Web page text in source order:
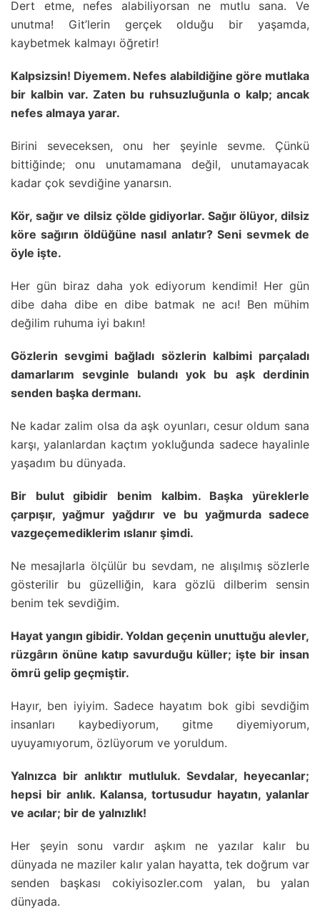
Dert etme, nefes alabiliyorsan ne mutlu sana. Ve
unutma! Git’lerin gerçek olduğu bir yaşamda,
kaybetmek kalmayı öğretir!
Kalpsizsin! Diyemem. Nefes alabildiğine göre mutlaka
bir kalbin var. Zaten bu ruhsuzluğunla o kalp; ancak
nefes almaya yarar.
Birini seveceksen, onu her şeyinle sevme. Çünkü
bittiğinde; onu unutamamana değil, unutamayacak
kadar çok sevdiğine yanarsın.
Kör, sağır ve dilsiz çölde gidiyorlar. Sağır ölüyor, dilsiz
köre sağırın öldüğüne nasıl anlatır? Seni sevmek de
öyle işte.
Her gün biraz daha yok ediyorum kendimi! Her gün
dibe daha dibe en dibe batmak ne acı! Ben mühim
değilim ruhuma iyi bakın!
Gözlerin sevgimi bağladı sözlerin kalbimi parçaladı
damarlarım sevginle bulandı yok bu aşk derdinin
senden başka dermanı.
Ne kadar zalim olsa da aşk oyunları, cesur oldum sana
karşı, yalanlardan kaçtım yokluğunda sadece hayalinle
yaşadım bu dünyada.
Bir bulut gibidir benim kalbim. Başka yüreklerle
çarpışır, yağmur yağdırır ve bu yağmurda sadece
vazgeçemediklerim ıslanır şimdi.
Ne mesajlarla ölçülür bu sevdam, ne alışılmış sözlerle
gösterilir bu güzelliğin, kara gözlü dilberim sensin
benim tek sevdiğim.
Hayat yangın gibidir. Yoldan geçenin unuttuğu alevler,
rüzgârın önüne katıp savurduğu küller; işte bir insan
ömrü gelip geçmiştir.
Hayır, ben iyiyim. Sadece hayatım bok gibi sevdiğim
insanları kaybediyorum, gitme diyemiyorum,
uyuyamıyorum, özlüyorum ve yoruldum.
Yalnızca bir anlıktır mutluluk. Sevdalar, heyecanlar;
hepsi bir anlık. Kalansa, tortusudur hayatın, yalanlar
ve acılar; bir de yalnızlık!
Her şeyin sonu vardır aşkım ne yazılar kalır bu
dünyada ne maziler kalır yalan hayatta, tek doğrum var
senden başkası cokiyisozler.com yalan, bu yalan
dünyada.